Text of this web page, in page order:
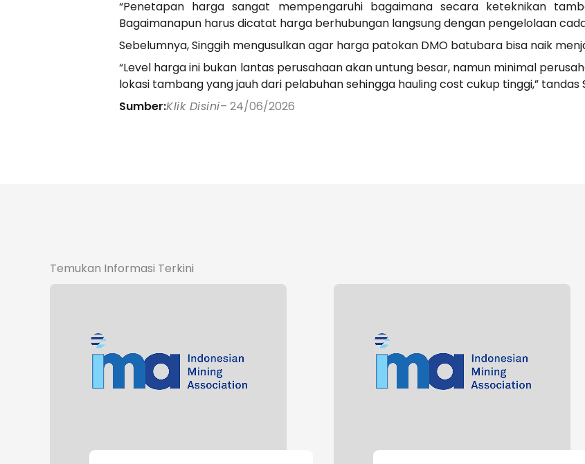
“Penetapan harga sangat mempengaruhi bagaimana secara keteknikan
Bagaimanapun harus dicatat harga berhubungan langsung dengan pengelolaan
Sebelumnya, Singgih mengusulkan agar harga patokan DMO batubara bisa naik
“Level harga ini bukan lantas perusahaan akan untung besar, namun minimal
lokasi tambang yang jauh dari pelabuhan sehingga hauling cost cukup tinggi,” tandas
Sumber:Klik Disini– 24/06/2026
Temukan Informasi Terkini